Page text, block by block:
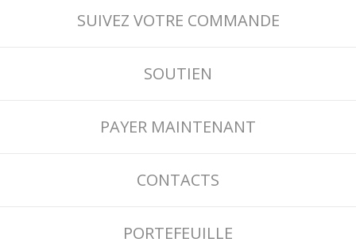
SUIVEZ VOTRE COMMANDE
SOUTIEN
PAYER MAINTENANT
CONTACTS
PORTEFEUILLE